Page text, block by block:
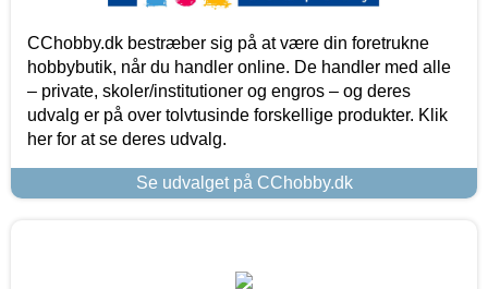
CChobby.dk bestræber sig på at være din foretrukne
hobbybutik, når du handler online. De handler med alle
– private, skoler/institutioner og engros – og deres
udvalg er på over tolvtusinde forskellige produkter. Klik
her for at se deres udvalg.
Se udvalget på CChobby.dk